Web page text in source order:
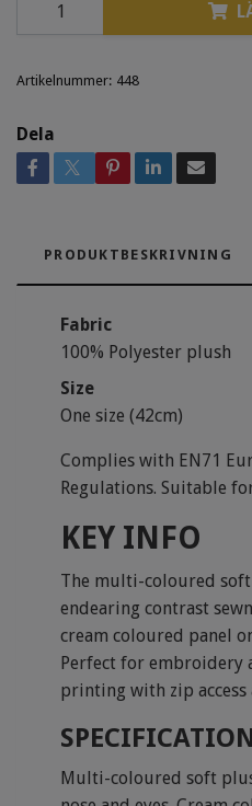
Artikelnummer: 448
Dela
PRODUKTBESKRIVNING
Fabric
100% Polyester plush
Size
One size (42cm)
Complies with EN71
Regulations. Suitable
KEY INFO
The multi-coloured
endearing contrast
cream coloured panel
Perfect for embroidery
printing with zip access
Multi-coloured soft